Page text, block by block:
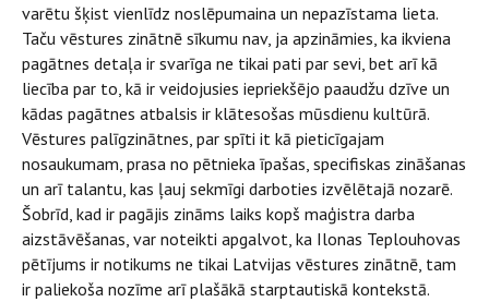
varētu šķist vienlīdz noslēpumaina un nepazīstama lieta.
Taču vēstures zinātnē sīkumu nav, ja apzināmies, ka ikviena
pagātnes detaļa ir svarīga ne tikai pati par sevi, bet arī kā
liecība par to, kā ir veidojusies iepriekšējo paaudžu dzīve un
kādas pagātnes atbalsis ir klātesošas mūsdienu kultūrā.
Vēstures palīgzinātnes, par spīti it kā pieticīgajam
nosaukumam, prasa no pētnieka īpašas, specifiskas zināšanas
un arī talantu, kas ļauj sekmīgi darboties izvēlētajā nozarē.
Šobrīd, kad ir pagājis zināms laiks kopš maģistra darba
aizstāvēšanas, var noteikti apgalvot, ka Ilonas Teplouhovas
pētījums ir notikums ne tikai Latvijas vēstures zinātnē, tam
ir paliekoša nozīme arī plašākā starptautiskā kontekstā.